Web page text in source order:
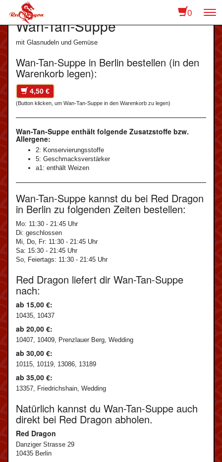
0
Wan-Tan-Suppe
mit Glasnudeln und Gemüse
Wan-Tan-Suppe in Berlin bestellen (in den
Warenkorb legen):
4,50 €
(Button klicken, um Wan-Tan-Suppe in den Warenkorb zu legen)
Wan-Tan-Suppe enthält folgende Zusatzstoffe bzw.
Allergene:
2: Konservierungsstoffe
5: Geschmacksverstärker
a1: enthält Weizen
Wan-Tan-Suppe kannst du bei Red Dragon
in Berlin zu folgenden Zeiten bestellen:
Mo: 11:30 - 21:45 Uhr
Di: geschlossen
Mi, Do, Fr: 11:30 - 21:45 Uhr
Sa: 15:30 - 21:45 Uhr
So, Feiertags: 11:30 - 21:45 Uhr
Red Dragon liefert dir Wan-Tan-Suppe
nach:
ab 15,00 €:
10435, 10437
ab 20,00 €:
10407, 10409, Prenzlauer Berg, Wedding
ab 30,00 €:
10115, 10119, 13086, 13189
ab 35,00 €:
13357, Friedrichshain, Wedding
Natürlich kannst du Wan-Tan-Suppe auch
direkt bei Red Dragon abholen.
Red Dragon
Danziger Strasse 29
10435 Berlin